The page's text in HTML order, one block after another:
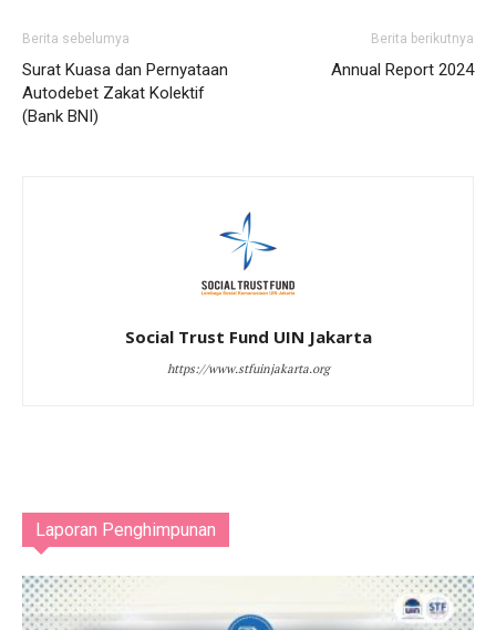
Berita sebelumya
Surat Kuasa dan Pernyataan
Autodebet Zakat Kolektif
(Bank BNI)
Berita berikutnya
Annual Report 2024
Social Trust Fund UIN Jakarta
https://www.stfuinjakarta.org
Laporan Penghimpunan